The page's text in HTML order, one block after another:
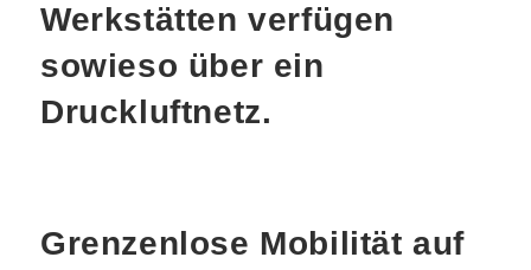
Werkstätten verfügen
sowieso über ein
Druckluftnetz.
Grenzenlose Mobilität auf